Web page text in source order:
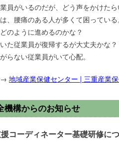
がいるのだが、どう声をかけたら
腰痛のある人が多くて困っている
ように進めるのかな？
従業員が復帰するが大丈夫かな？
ない従業員がいて心配。
→ 地域産業保健センター | 三重産業
構からのお知らせ
コーディネーター基礎研修に